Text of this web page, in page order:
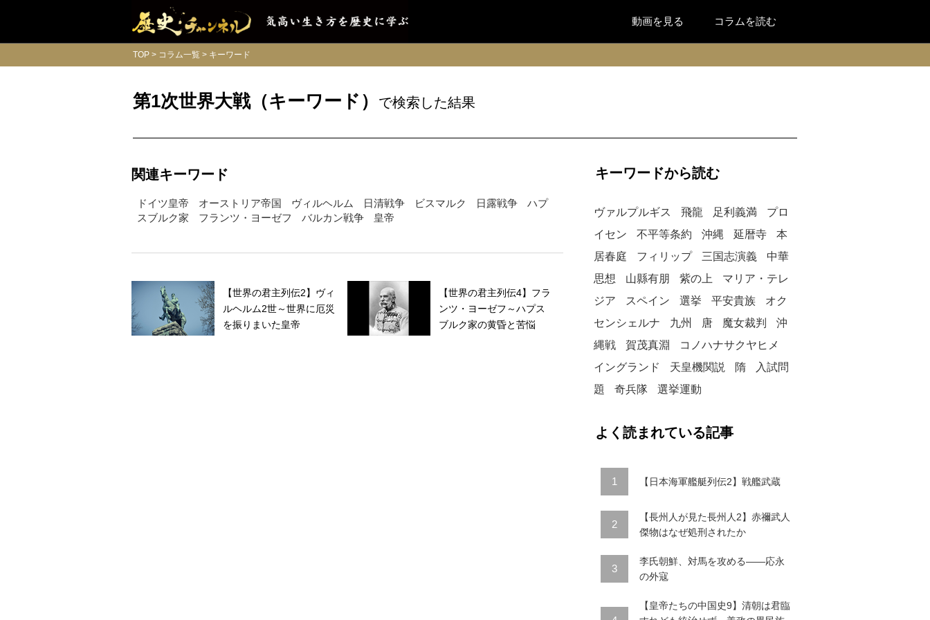
動画を見る コラムを読む
TOP コラム一覧 キーワード
第1次世界大戦（キーワード） で検索した結果
関連キーワード
ドイツ皇帝 オーストリア帝国 ヴィルヘルム 日清戦争 ビスマルク 日露戦争
ハプ
スブルク家
フランツ・ヨーゼフ バルカン戦争 皇帝
【世界の君主列伝2】ヴィ
ルヘルム2世～世界に厄災
を振りまいた皇帝
【世界の君主列伝4】フラ
ンツ・ヨーゼフ～ハプス
ブルク家の黄昏と苦悩
キーワードから読む
ヴァルプルギス 飛龍 足利義満
プロ
イセン
不平等条約 沖縄 延暦寺
本
居春庭
フィリップ 三国志演義
中華
思想
山縣有朋 紫の上
マリア・テレ
ジア
スペイン 選挙 平安貴族
オク
センシェルナ
九州 唐 魔女裁判
沖
縄戦
賀茂真淵
コノハナサクヤヒメ
イングランド
天皇機関説 隋
入試問
題
奇兵隊 選挙運動
よく読まれている記事
1 【日本海軍艦艇列伝2】戦艦武蔵
2
【長州人が見た長州人2】赤禰武人
傑物はなぜ処刑されたか
3
李氏朝鮮、対馬を攻める――応永
の外寇
【皇帝たちの中国史9】清朝は君臨